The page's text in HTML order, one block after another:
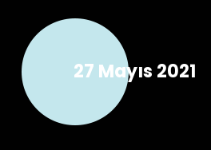
27 Mayıs 2021